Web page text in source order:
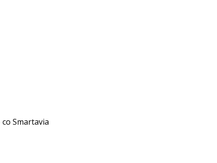
Smartavia